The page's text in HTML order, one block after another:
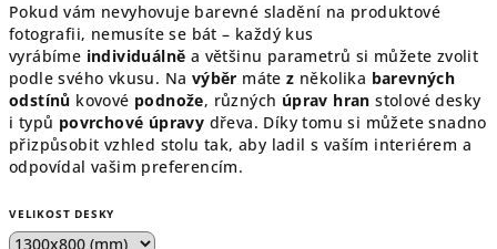
Pokud vám nevyhovuje barevné sladění na produktové
fotografii, nemusíte se bát – každý kus
vyrábíme individuálně a většinu parametrů si můžete zvolit
podle svého vkusu. Na výběr máte z několika barevných
odstínů kovové podnože, různých úprav hran stolové desky
i typů povrchové úpravy dřeva. Díky tomu si můžete snadno
přizpůsobit vzhled stolu tak, aby ladil s vaším interiérem a
odpovídal vašim preferencím.
VELIKOST DESKY